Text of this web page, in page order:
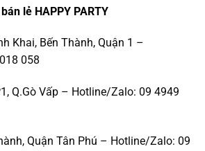
lẻ HAPPY PARTY
Khai, Bến Thành, Quận 1 –
058
Q.Gò Vấp – Hotline/Zalo: 09 4949
Quận Tân Phú – Hotline/Zalo: 09